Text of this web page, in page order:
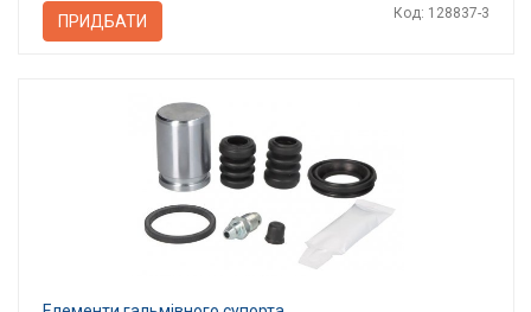
ПРИДБАТИ Код: 128837-3